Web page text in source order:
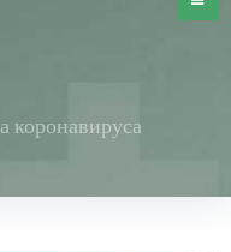
коронавируса